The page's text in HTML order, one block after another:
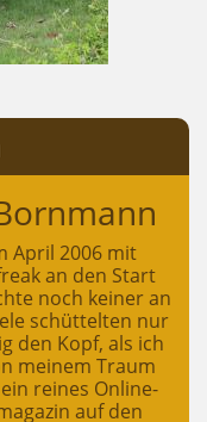
April 2006 mit
an den Start
noch keiner an
schüttelten nur
den Kopf, als ich
meinem Traum
reines Online-
auf den